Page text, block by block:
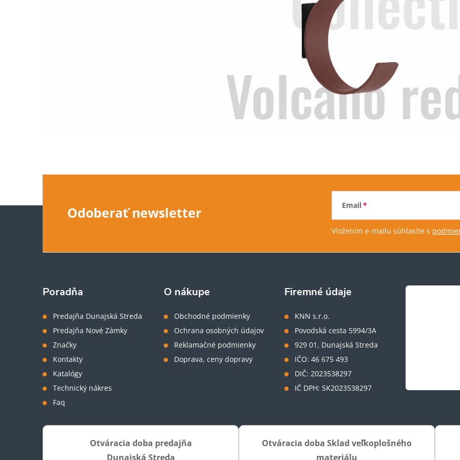
Odoberať newsletter Email
Vložením e-mailu súhlasíte s
Poradňa
Predajňa Dunajská Streda
Predajňa Nové Zámky
Značky
Kontakty
Katalógy
Technický nákres
Faq
O nákupe
Obchodné podmienky
Ochrana osobných údajov
Reklamačné podmienky
Doprava, ceny dopravy
Firemné údaje
KNN s.r.o.
Povodská cesta 5994/3A
929 01, Dunajská Streda
IČO: 46 675 493
DIČ: 2023538297
IČ DPH: SK2023538297
Otváracia doba predajňa
Dunajská Streda
Otváracia doba Sklad veľkoplošného
materiálu